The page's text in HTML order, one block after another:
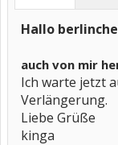
Hallo
auch von mir
Ich warte jetzt
Verlängerung.
Liebe Grüße
kinga